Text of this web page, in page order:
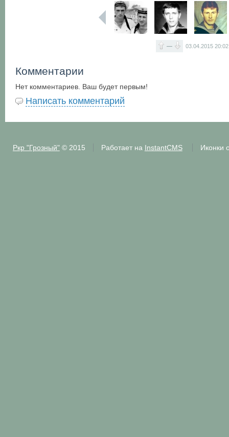
— 03.04.201520:02
Комментарии
Нет комментариев. Ваш будет первым!
Написать комментарий
Ркр "Грозный"© 2015 Работает на InstantCMS Иконки